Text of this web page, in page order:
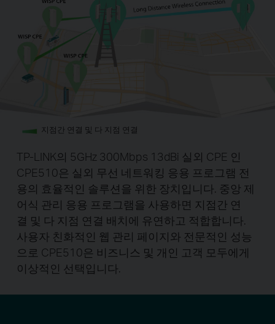
지점간 연결 및 다 지점 연결
TP-LINK의 5GHz 300Mbps 13dBi 실외 CPE 인
CPE510은 실외 무선 네트워킹 응용 프로그램 전
용의 효율적인 솔루션을 위한 장치입니다. 중앙 제
어식 관리 응용 프로그램을 사용하면 지점간 연
결 및 다 지점 연결 배치에 유연하고 적합합니다.
사용자 친화적인 웹 관리 페이지와 전문적인 성능
으로 CPE510은 비즈니스 및 개인 고객 모두에게
이상적인 선택입니다.